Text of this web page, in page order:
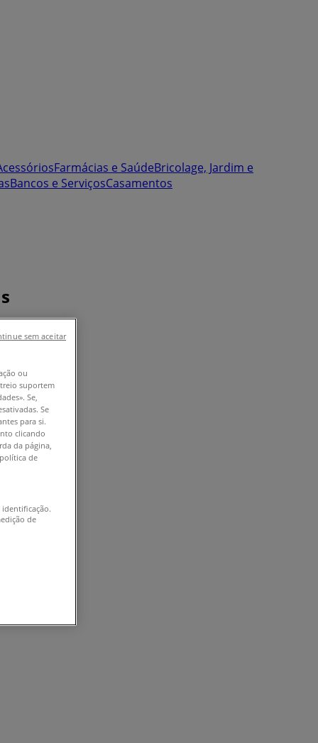
Farmácias e SaúdeBricolage, Jardim e
Bancos e ServiçosCasamentos
ou
suportem
Se,
Se
para si.
clicando
da página,
de
identificação.
de
sem aceitar